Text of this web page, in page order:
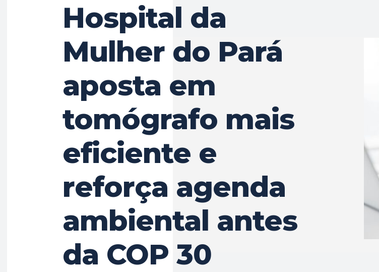
Hospital da
Mulher do Pará
aposta em
tomógrafo mais
eficiente e
reforça agenda
ambiental antes
da COP 30